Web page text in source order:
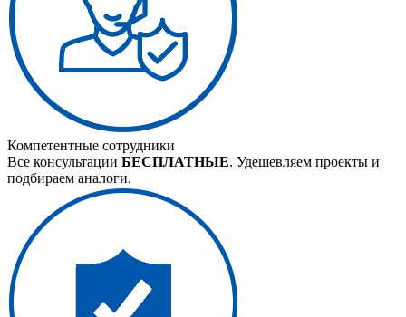
Компетентные сотрудники
Все консультации БЕСПЛАТНЫЕ. Удешевляем проекты и
подбираем аналоги.